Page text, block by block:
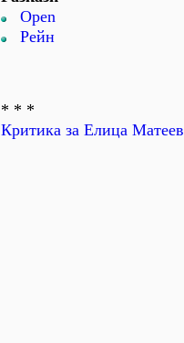
Open
Рейн
* * *
Критика за Елица